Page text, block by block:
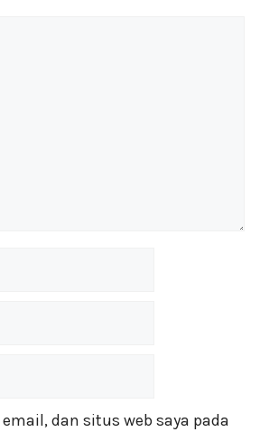
dan situs web saya pada